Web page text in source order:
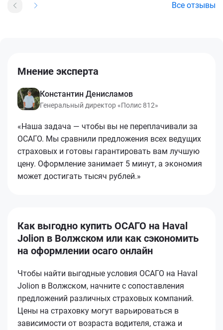
Все отзывы
Мнение эксперта
Константин Денисламов
Генеральный директор «Полис 812»
«Наша задача — чтобы вы не переплачивали за
ОСАГО. Мы сравнили предложения всех ведущих
страховых и готовы гарантировать вам лучшую
цену. Оформление занимает 5 минут, а экономия
может достигать тысяч рублей.»
Как выгодно купить ОСАГО на Haval
Jolion в Волжском или как сэкономить
на оформлении осаго онлайн
Чтобы найти выгодные условия ОСАГО на Haval
Jolion в Волжском, начните с сопоставления
предложений различных страховых компаний.
Цены на страховку могут варьироваться в
зависимости от возраста водителя, стажа и